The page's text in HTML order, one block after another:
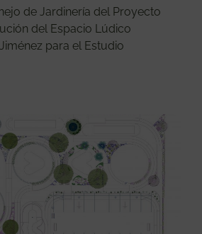
de Jardinería del Proyecto
del Espacio Lúdico
para el Estudio